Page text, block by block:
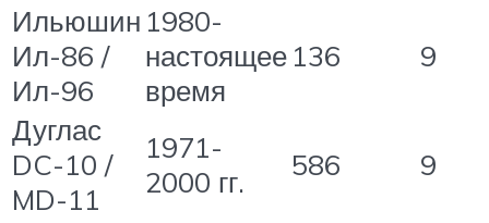
Ильюшин
Ил-86 /
Ил-96
1980-
настоящее
время
136 9
Дуглас
DC-10 /
MD-11
1971-
2000 гг.
586 9